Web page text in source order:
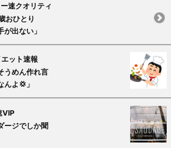
速クオリティ
おひとり
出ない」
ット速報
うめん作れ言
よ💢」
ージでしか聞